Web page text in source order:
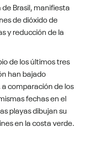
Brasil, manifiesta
de dióxido de
y reducción de la
de los últimos tres
han bajado
comparación de los
fechas en el
playas dibujan su
en la costa verde.